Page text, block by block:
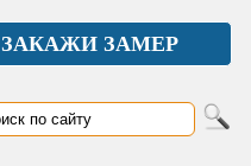
ЗАКАЖИ ЗАМЕР